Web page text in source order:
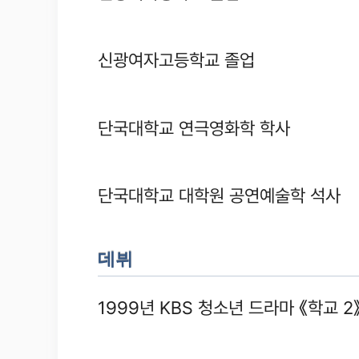
신광여자고등학교 졸업
단국대학교 연극영화학 학사
단국대학교 대학원 공연예술학 석사
데뷔
1999년 KBS 청소년 드라마 《학교 2